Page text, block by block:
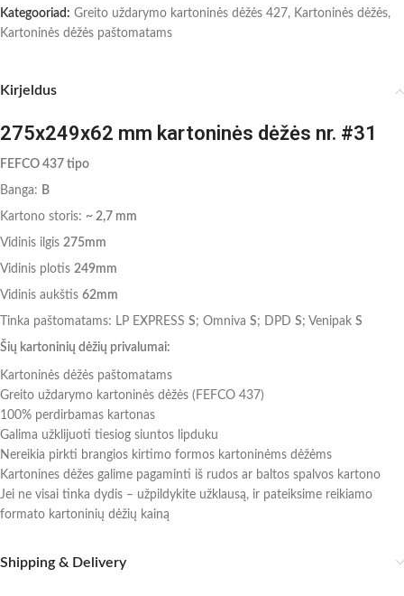
Kategooriad: Greito uždarymo kartoninės dėžės 427, Kartoninės dėžės,
Kartoninės dėžės paštomatams
Kirjeldus
275x249x62 mm kartoninės dėžės nr. #31
FEFCO 437 tipo
Banga: B
Kartono storis: ~ 2,7 mm
Vidinis ilgis 275mm
Vidinis plotis 249mm
Vidinis aukštis 62mm
Tinka paštomatams: LP EXPRESS S; Omniva S; DPD S; Venipak S
Šių kartoninių dėžių privalumai:
Kartoninės dėžės paštomatams
Greito uždarymo kartoninės dėžės (FEFCO 437)
100% perdirbamas kartonas
Galima užklijuoti tiesiog siuntos lipduku
Nereikia pirkti brangios kirtimo formos kartoninėms dėžėms
Kartonines dėžes galime pagaminti iš rudos ar baltos spalvos kartono
Jei ne visai tinka dydis – užpildykite užklausą, ir pateiksime reikiamo
formato kartoninių dėžių kainą
Shipping & Delivery